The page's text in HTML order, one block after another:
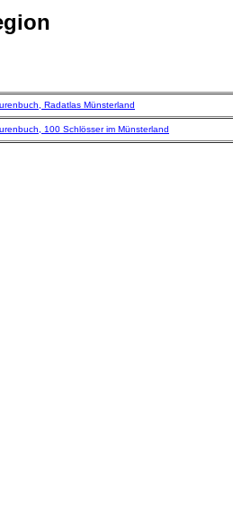
Radatlas Münsterland
100 Schlösser im Münsterland